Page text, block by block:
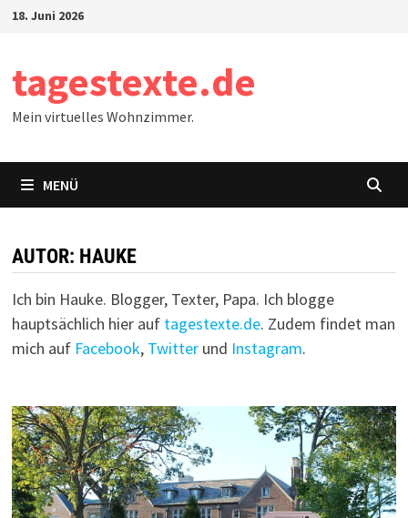
Zum18. Juni 2026
tagestexte.de
Mein virtuelles Wohnzimmer.
MENÜ
AUTOR: HAUKE
Ich bin Hauke. Blogger, Texter, Papa. Ich blogge
hauptsächlich hier auf tagestexte.de. Zudem findet man
mich auf Facebook, Twitterund Instagram.